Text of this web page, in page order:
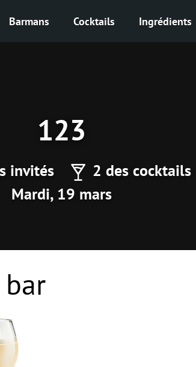
Barmans Cocktails Ingrédients
123
invités
2 des cocktails
Mardi, 19 mars